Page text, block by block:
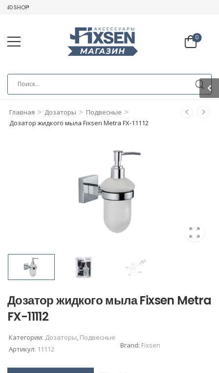
SHOP!
0
Главная > Дозаторы > Подвесные >
Дозатор жидкого мыла Fixsen Metra FX-11112
Дозатор жидкого мыла Fixsen Metra
FX-11112
Категории: Дозаторы, Подвесные
Артикул: 11112 Brand: Fixsen